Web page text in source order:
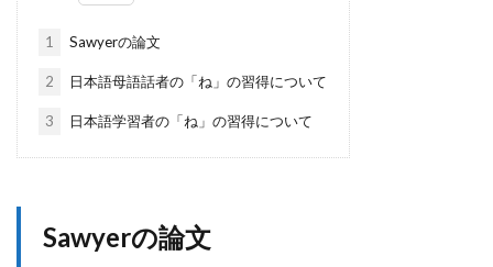
1 Sawyerの論文
2 日本語母語話者の「ね」の習得について
3 日本語学習者の「ね」の習得について
Sawyerの論文